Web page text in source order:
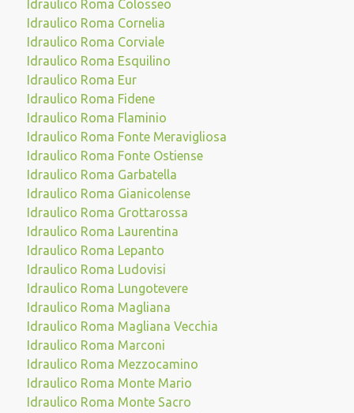
Idraulico Roma Colosseo
Idraulico Roma Cornelia
Idraulico Roma Corviale
Idraulico Roma Esquilino
Idraulico Roma Eur
Idraulico Roma Fidene
Idraulico Roma Flaminio
Idraulico Roma Fonte Meravigliosa
Idraulico Roma Fonte Ostiense
Idraulico Roma Garbatella
Idraulico Roma Gianicolense
Idraulico Roma Grottarossa
Idraulico Roma Laurentina
Idraulico Roma Lepanto
Idraulico Roma Ludovisi
Idraulico Roma Lungotevere
Idraulico Roma Magliana
Idraulico Roma Magliana Vecchia
Idraulico Roma Marconi
Idraulico Roma Mezzocamino
Idraulico Roma Monte Mario
Idraulico Roma Monte Sacro